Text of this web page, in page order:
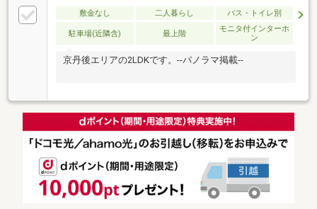
敷金なし 二人暮らし バス・トイレ別
駐車場(近隣含) 最上階
モニタ付インターホ
ン
京丹後エリアの2LDKです。--パノラマ掲載--